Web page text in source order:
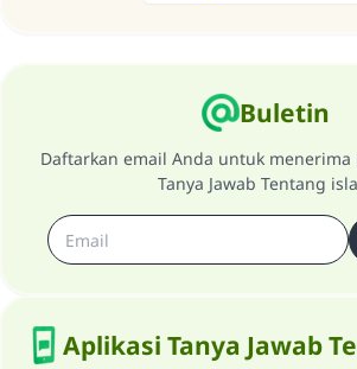
Buletin
Daftarkan email Anda untuk
Tanya Jawab Tentang
Aplikasi Tanya Jawab